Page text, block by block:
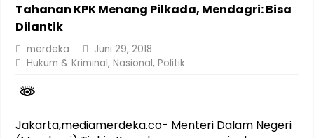
Pastikan Pelayanan Maksimal, Direksi Jasa Raharja Tinjau Korban
Dirut Jasa Raharja Dampingi Wamenhub Tinjau Penanganan
Jasa Raharja Jamin Seluruh Korban Kebakaran KM Mutiara
Tahanan KPK Menang Pilkada, Mendagri: Bisa
Dilantik
merdeka
Juni 29, 2018
Hukum & Kriminal,Nasional,Politik
Jakarta,mediamerdeka.co- Menteri Dalam Negeri